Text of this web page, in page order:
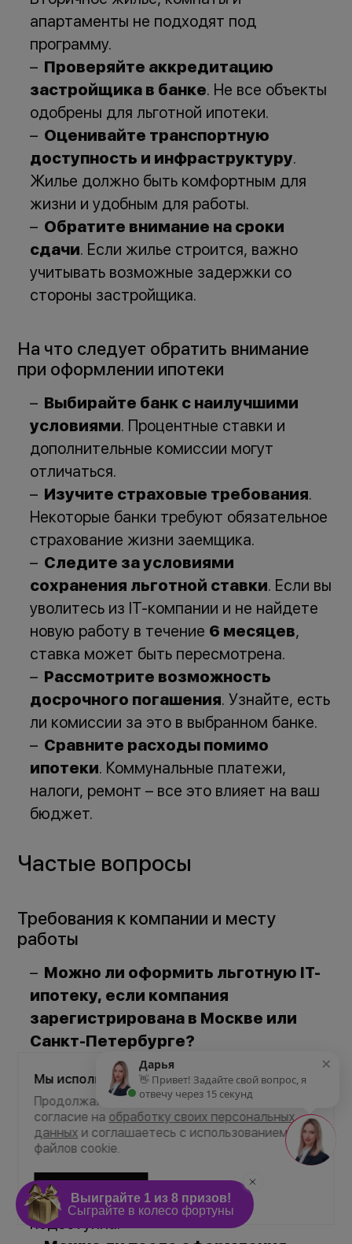
апартаменты не подходят под
программу.
Проверяйте аккредитацию
застройщика в банке. Не все объекты
одобрены для льготной ипотеки.
Оценивайте транспортную
доступность и инфраструктуру.
Жилье должно быть комфортным для
жизни и удобным для работы.
Обратите внимание на сроки
сдачи. Если жилье строится, важно
учитывать возможные задержки со
стороны застройщика.
На что следует обратить внимание
при оформлении ипотеки
Выбирайте банк с наилучшими
условиями. Процентные ставки и
дополнительные комиссии могут
отличаться.
Изучите страховые требования.
Некоторые банки требуют обязательное
страхование жизни заемщика.
Следите за условиями
сохранения льготной ставки. Если вы
уволитесь из IT-компании и не найдете
новую работу в течение 6 месяцев,
ставка может быть пересмотрена.
Рассмотрите возможность
досрочного погашения. Узнайте, есть
ли комиссии за это в выбранном банке.
Сравните расходы помимо
ипотеки. Коммунальные платежи,
налоги, ремонт – все это влияет на ваш
бюджет.
Частые вопросы
Требования к компании и месту
работы
Можно ли оформить льготную IT-
ипотеку, если компания
зарегистрирована в Москве или
Санкт-Петербурге?
Нет, если ипотека оформлена после 1
августа 2024 г.
Влияет ли место регистрации
компании на возможность
получения ипотеки?
Да, если компания зарегистрирована в
Москве или Санкт-Петербурге, ипотека
недоступна.
Мы используем Cookie
Продолжая пользоваться сайтом, Вы даёте
согласие на обработку своих персональных
данных и соглашаетесь с использованием
файлов cookie.
Соглашаюсь
×
Дарья
👋 Привет! Задайте свой вопрос, я
отвечу через 15 секунд